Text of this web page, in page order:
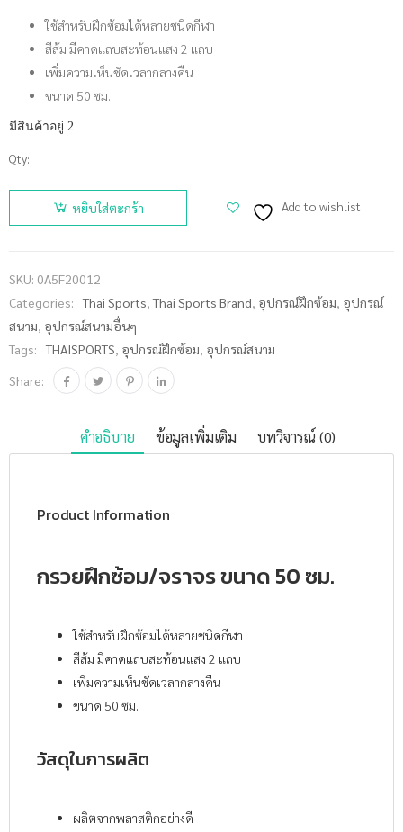
ใช้สำหรับฝึกซ้อมได้หลายชนิดกีฬา
สีส้ม มีคาดแถบสะท้อนแสง 2 แถบ
เพิ่มความเห็นชัดเวลากลางคืน
ขนาด 50 ซม.
มีสินค้าอยู่ 2
Qty:
จำนวน
กรวยฝึก
ขนาด 50
ซม. ชิ้น
หยิบใส่ตะกร้า Add to wishlist
SKU: 0A5F20012
Categories:
Thai Sports,Thai Sports Brand, อุปกรณ์ฝึกซ้อม, อุปกรณ์
สนาม, อุปกรณ์สนามอื่นๆ
Tags:
THAISPORTS, อุปกรณ์ฝึกซ้อม, อุปกรณ์สนาม
Share:
คำอธิบาย ข้อมูลเพิ่มเติม บทวิจารณ์ (0)
Product Information
กรวยฝึกซ้อม/จราจร ขนาด 50 ซม.
ใช้สำหรับฝึกซ้อมได้หลายชนิดกีฬา
สีส้ม มีคาดแถบสะท้อนแสง 2 แถบ
เพิ่มความเห็นชัดเวลากลางคืน
ขนาด 50 ซม.
วัสดุในการผลิต
ผลิตจากพลาสติกอย่างดี